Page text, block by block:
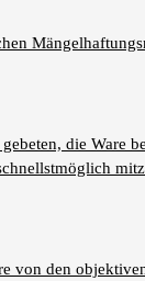
die Ware
von den